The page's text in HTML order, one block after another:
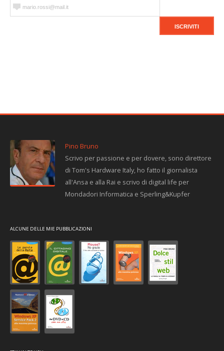
Pino Bruno
Scrivo per passione e per dovere, sono direttore
di Tom's Hardware Italy, ho fatto il giornalista
all'Ansa e alla Rai e scrivo di digital life per
Mondadori Informatica e Sperling&Kupfer
ALCUNE DELLE MIE PUBBLICAZIONI